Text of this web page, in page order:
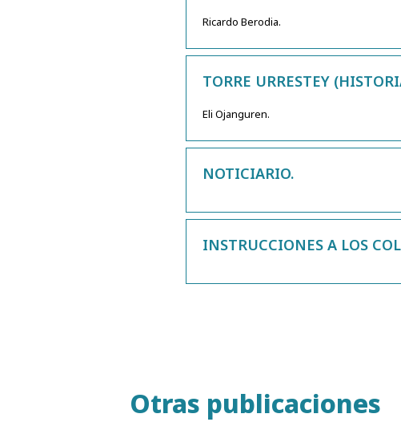
Ricardo Berodia.
TORRE URRESTEY
Eli Ojanguren.
NOTICIARIO.
INSTRUCCIONES A LOS
Otras publicaciones